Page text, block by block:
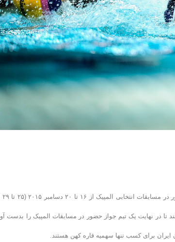
تا در نهایت یک تیم جواز حضور در مسابقات المپیک را بدست
برای کسب تنها سهمیه قاره کهن هستند.